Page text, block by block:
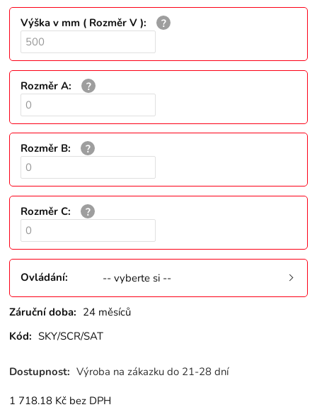
Výška v mm ( Rozměr V ):
Rozměr A:
Rozměr B:
Rozměr C:
Ovládání: -- vyberte si --
Záruční doba: 24 měsíců
Kód: SKY/SCR/SAT
Dostupnost: Výroba na zákazku do 21-28 dní
1 718.18 Kč bez DPH